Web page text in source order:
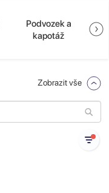
Podvozek a
kapotáž
Zobrazit vše